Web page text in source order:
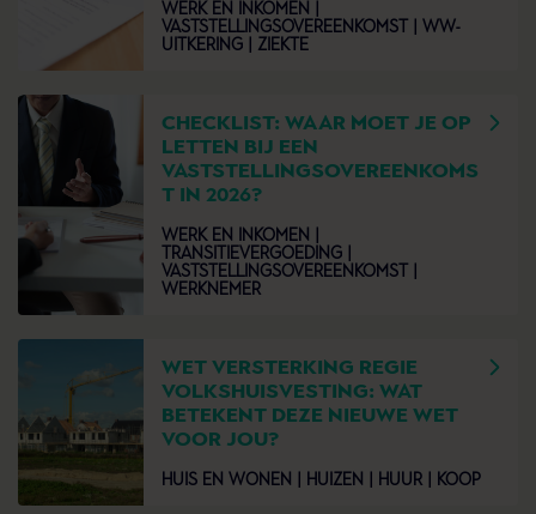
WERK EN INKOMEN |
VASTSTELLINGSOVEREENKOMST | WW-
UITKERING | ZIEKTE
CHECKLIST: WAAR MOET JE OP
LETTEN BIJ EEN
VASTSTELLINGSOVEREENKOMS
T IN 2026?
WERK EN INKOMEN |
TRANSITIEVERGOEDING |
VASTSTELLINGSOVEREENKOMST |
WERKNEMER
WET VERSTERKING REGIE
VOLKSHUISVESTING: WAT
BETEKENT DEZE NIEUWE WET
VOOR JOU?
HUIS EN WONEN | HUIZEN | HUUR | KOOP